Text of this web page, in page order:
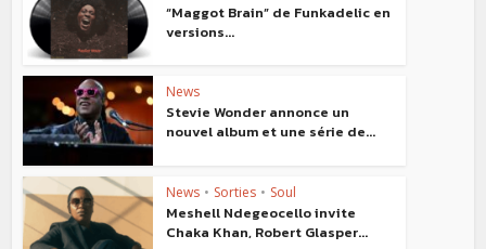
“Maggot Brain” de Funkadelic en
versions...
News
Stevie Wonder annonce un
nouvel album et une série de...
News • Sorties • Soul
Meshell Ndegeocello invite
Chaka Khan, Robert Glasper...